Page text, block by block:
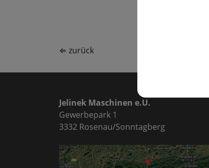
⇐ zurück
Jelinek Maschinen e.U.
Gewerbepark 1
3332 Rosenau/Sonntagberg